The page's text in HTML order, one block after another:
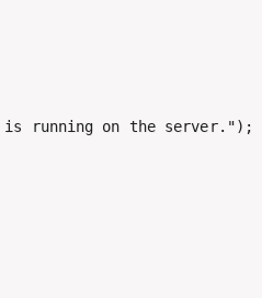
running on the server.");